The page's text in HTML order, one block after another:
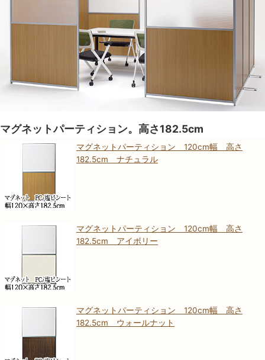
マグネットパーティション。高さ182.5cm
マグネットパーティション 120cm幅 高さ
182.5cm ナチュラル
マグネットパーティション 120cm幅 高さ
182.5cm アイボリー
マグネットパーティション 120cm幅 高さ
182.5cm ウォールナット